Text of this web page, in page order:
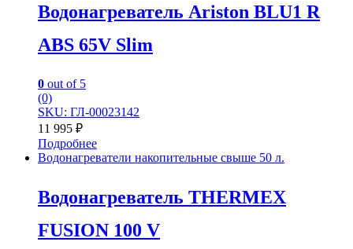
Водонагреватель Ariston BLU1 R
ABS 65V Slim
0 out of 5
(0)
SKU: ГЛ-00023142
11 995 ₽
Подробнее
Водонагреватели накопительные свыше 50 л.
Водонагреватель THERMEX
FUSION 100 V